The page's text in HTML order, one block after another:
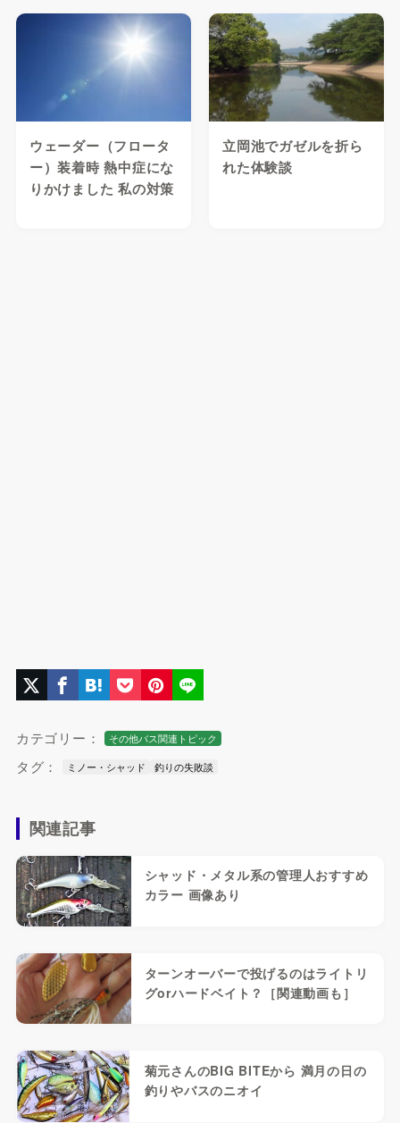
ウェーダー（フロータ
ー）装着時 熱中症にな
りかけました 私の対策
立岡池でガゼルを折ら
れた体験談
カテゴリー： その他バス関連トピック
タグ： ミノー・シャッド 釣りの失敗談
関連記事
シャッド・メタル系の管理人おすすめ
カラー 画像あり
ターンオーバーで投げるのはライトリ
グorハードベイト？［関連動画も］
菊元さんのBIG BITEから 満月の日の
釣りやバスのニオイ